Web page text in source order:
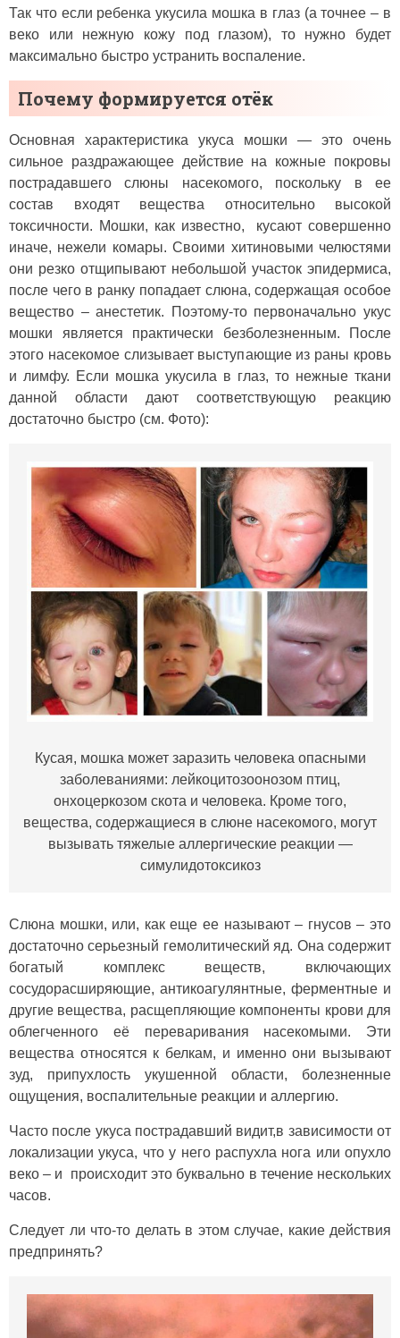
Так что если ребенка укусила мошка в глаз (а точнее – в
веко или нежную кожу под глазом), то нужно будет
максимально быстро устранить воспаление.
Почему формируется отёк
Основная характеристика укуса мошки — это очень
сильное раздражающее действие на кожные покровы
пострадавшего слюны насекомого, поскольку в ее
состав входят вещества относительно высокой
токсичности. Мошки, как известно, кусают совершенно
иначе, нежели комары. Своими хитиновыми челюстями
они резко отщипывают небольшой участок эпидермиса,
после чего в ранку попадает слюна, содержащая особое
вещество – анестетик. Поэтому-то первоначально укус
мошки является практически безболезненным. После
этого насекомое слизывает выступающие из раны кровь
и лимфу. Если мошка укусила в глаз, то нежные ткани
данной области дают соответствующую реакцию
достаточно быстро (см. Фото):
Кусая, мошка может заразить человека опасными
заболеваниями: лейкоцитозоонозом птиц,
онхоцеркозом скота и человека. Кроме того,
вещества, содержащиеся в слюне насекомого, могут
вызывать тяжелые аллергические реакции —
симулидотоксикоз
Слюна мошки, или, как еще ее называют – гнусов – это
достаточно серьезный гемолитический яд. Она содержит
богатый комплекс веществ, включающих
сосудорасширяющие, антикоагулянтные, ферментные и
другие вещества, расщепляющие компоненты крови для
облегченного её переваривания насекомыми. Эти
вещества относятся к белкам, и именно они вызывают
зуд, припухлость укушенной области, болезненные
ощущения, воспалительные реакции и аллергию.
Часто после укуса пострадавший видит,в зависимости от
локализации укуса, что у него распухла нога или опухло
веко – и происходит это буквально в течение нескольких
часов.
Следует ли что-то делать в этом случае, какие действия
предпринять?